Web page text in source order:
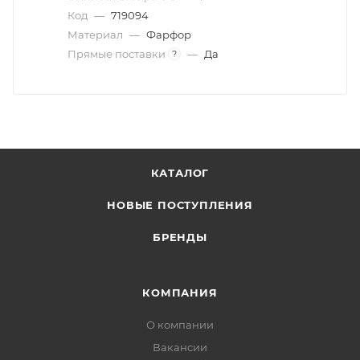
Код — 719094
Материал — Фарфор
Прямые поставки
? — Да
КАТАЛОГ
НОВЫЕ ПОСТУПЛЕНИЯ
БРЕНДЫ
КОМПАНИЯ
О компании
Вакансии